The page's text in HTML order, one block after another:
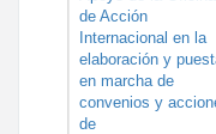
de Acción
Internacional en la
elaboración y
en marcha de
convenios y
de